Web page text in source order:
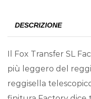
DESCRIZIONE
Il Fox Transfer SL
più leggero del
reggisella